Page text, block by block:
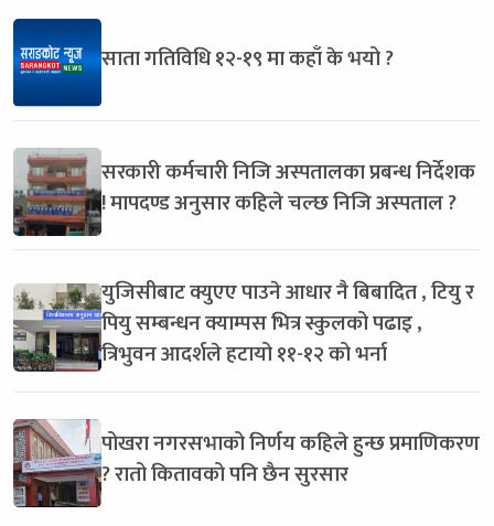
साता गतिविधि १२-१९ मा कहाँ के भयो ?
सरकारी कर्मचारी निजि अस्पतालका प्रबन्ध निर्देशक
! मापदण्ड अनुसार कहिले चल्छ निजि अस्पताल ?
युजिसीबाट क्युएए पाउने आधार नै बिबादित , टियु र
पियु सम्बन्धन क्याम्पस भित्र स्कुलको पढाइ ,
त्रिभुवन आदर्शले हटायो ११-१२ को भर्ना
पोखरा नगरसभाको निर्णय कहिले हुन्छ प्रमाणिकरण
? रातो कितावको पनि छैन सुरसार